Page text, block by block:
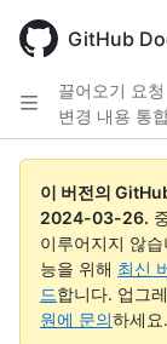
main
GitHub
끌어오기 요청
변경 내용 통
이 버전의
2024-03-26.
이루어지지 않
능을 위해 최신
드합니다. 업그
원에 문의하세요.